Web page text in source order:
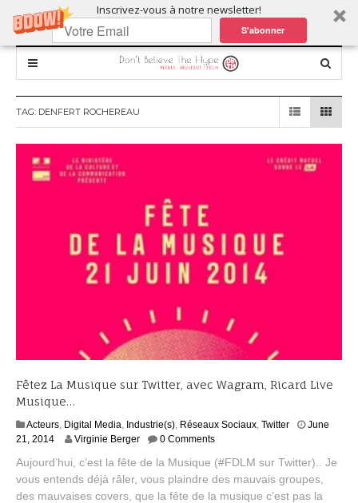
Inscrivez-vous à notre newsletter!
S'abonner
TAG: DENFERT ROCHEREAU
Fêtez La Musique sur Twitter, avec Wagram, Ricard Live
Musique…
Acteurs Digital Media Industrie(s) Réseaux Sociaux Twitter
June
21, 2014A
g
u
s
Virginie Berger 0 Comments
Aujourd’hui, c’est la fête de la Musique (#FDLM sur Twitter).. Je
vous entends déjà râler, vous plaindre des mauvais groupes,
des mauvaises covers, que la fête de la musique c’est pas la